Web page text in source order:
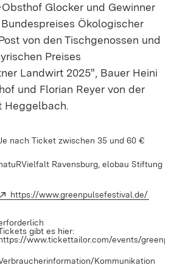
Glocker und Gewinner
Ökologischer
von den Tischgenossen und
Preises
Landwirt 2025", Bauer Heini
und Florian Reyer von der
Heggelbach.
nach Ticket zwischen 35 und 60 €
Ravensburg, elobau Stiftung
Extern:
https://www.greenpulsefestival.de/(Öffnet
gibt es hier:
www.tickettailor.com/events/
Kommunikation